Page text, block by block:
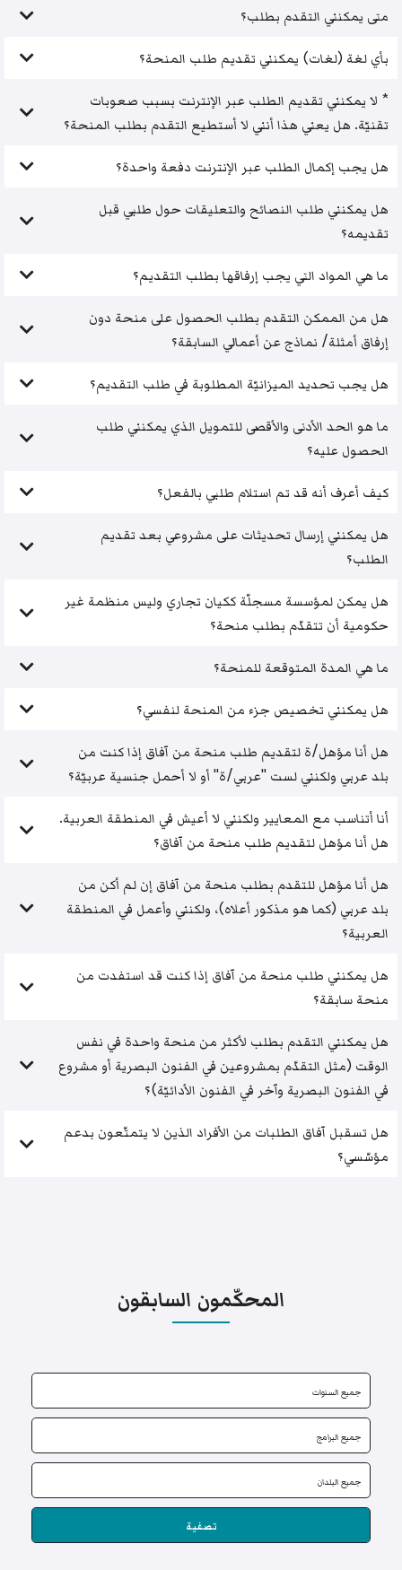
متى يمكنني التقدم بطلب؟
بأي لغة (لغات) يمكنني تقديم طلب المنحة؟
* لا يمكنني تقديم الطلب عبر الإنترنت بسبب صعوبات
تقنيّة. هل يعني هذا أنني لا أستطيع التقدم بطلب المنحة؟
هل يجب إكمال الطلب عبر الإنترنت دفعة واحدة؟
هل يمكنني طلب النصائح والتعليقات حول طلبي قبل
تقديمه؟
ما هي المواد التي يجب إرفاقها بطلب التقديم؟
هل من الممكن التقدم بطلب الحصول على منحة دون
إرفاق أمثلة/ نماذج عن أعمالي السابقة؟
هل يجب تحديد الميزانيّة المطلوبة في طلب التقديم؟
ما هو الحد الأدنى والأقصى للتمويل الذي يمكنني طلب
الحصول عليه؟
كيف أعرف أنه قد تم استلام طلبي بالفعل؟
هل يمكنني إرسال تحديثات على مشروعي بعد تقديم
الطلب؟
هل يمكن لمؤسسة مسجلّة ككيان تجاري وليس منظمة غير
حكومية أن تتقدّم بطلب منحة؟
ما هي المدة المتوقعة للمنحة؟
هل يمكنني تخصيص جزء من المنحة لنفسي؟
هل أنا مؤهل/ة لتقديم طلب منحة من آفاق إذا كنت من
بلد عربي ولكنني لست "عربي/ة" أو لا أحمل جنسية عربيّة؟
أنا أتناسب مع المعايير ولكنني لا أعيش في المنطقة العربية.
هل أنا مؤهل لتقديم طلب منحة من آفاق؟
هل أنا مؤهل للتقدم بطلب منحة من آفاق إن لم أكن من
بلد عربي (كما هو مذكور أعلاه)، ولكنني وأعمل في المنطقة
العربية؟
هل يمكنني طلب منحة من آفاق إذا كنت قد استفدت من
منحة سابقة؟
هل يمكنني التقدم بطلب لأكثر من منحة واحدة في نفس
الوقت (مثل التقدّم بمشروعين في الفنون البصرية أو مشروع
في الفنون البصرية وآخر في الفنون الأدائيّة)؟
هل تسقبل آفاق الطلبات من الأفراد الذين لا يتمتّعون بدعم
مؤسّسي؟
المحكّمون السابقون
تصفية